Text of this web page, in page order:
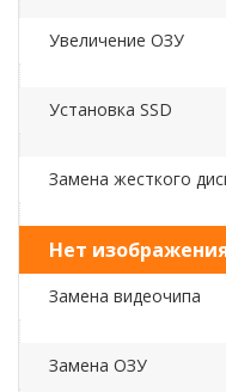
Увеличение ОЗУ
Установка SSD
Замена жесткого
Нет
Замена видеочипа
Замена ОЗУ